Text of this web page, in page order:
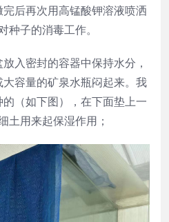
后再次用高锰酸钾溶液喷洒
种子的消毒工作。
入密封的容器中保持水分，
容量的矿泉水瓶闷起来。我
（如下图），在下面垫上一
土用来起保湿作用；